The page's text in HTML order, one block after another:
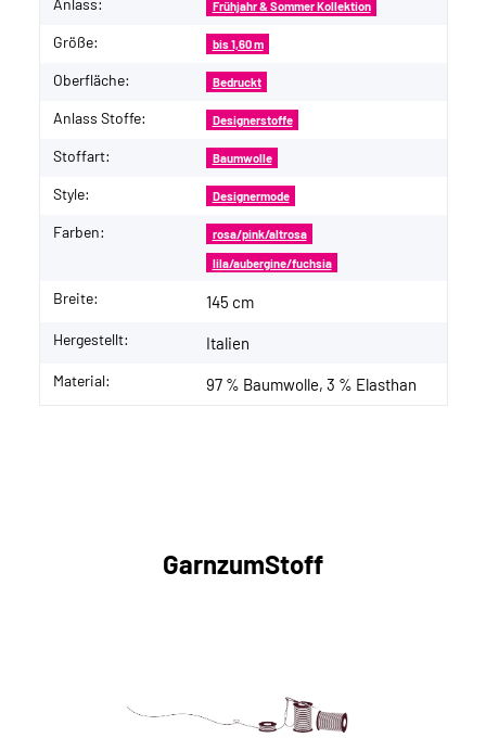
Anlass: Frühjahr & Sommer Kollektion
Größe: bis 1,60 m
Oberfläche: Bedruckt
Anlass Stoffe: Designerstoffe
Stoffart: Baumwolle
Style: Designermode
Farben: rosa/pink/altrosa
lila/aubergine/fuchsia
Breite: 145 cm
Hergestellt: Italien
Material: 97 % Baumwolle, 3 % Elasthan
GarnzumStoff